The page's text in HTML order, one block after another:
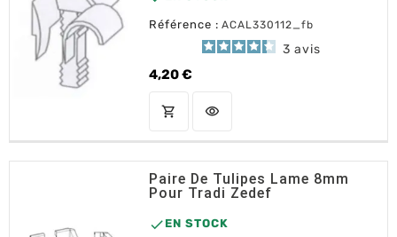
Référence : ACAL330112_fb
3 avis
4,20 €
Prix
shopping_cart AJOUTER AU PANIER
visibility
Paire De Tulipes Lame 8mm
Pour Tradi Zedef
 EN STOCK